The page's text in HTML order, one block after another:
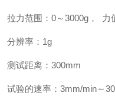
拉力范围：0～3000g， 力
分辨率：1g
测试距离：300mm
试验的速率：3mm/min～